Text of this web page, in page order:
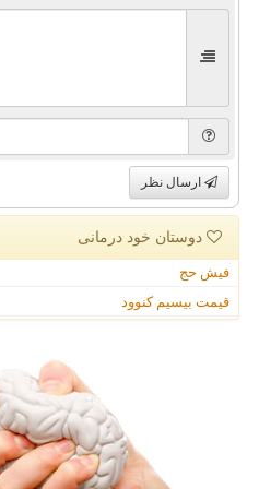
ارسال نظر
دوستان خود درمانی
فیش حج
قیمت بیسیم کنوود